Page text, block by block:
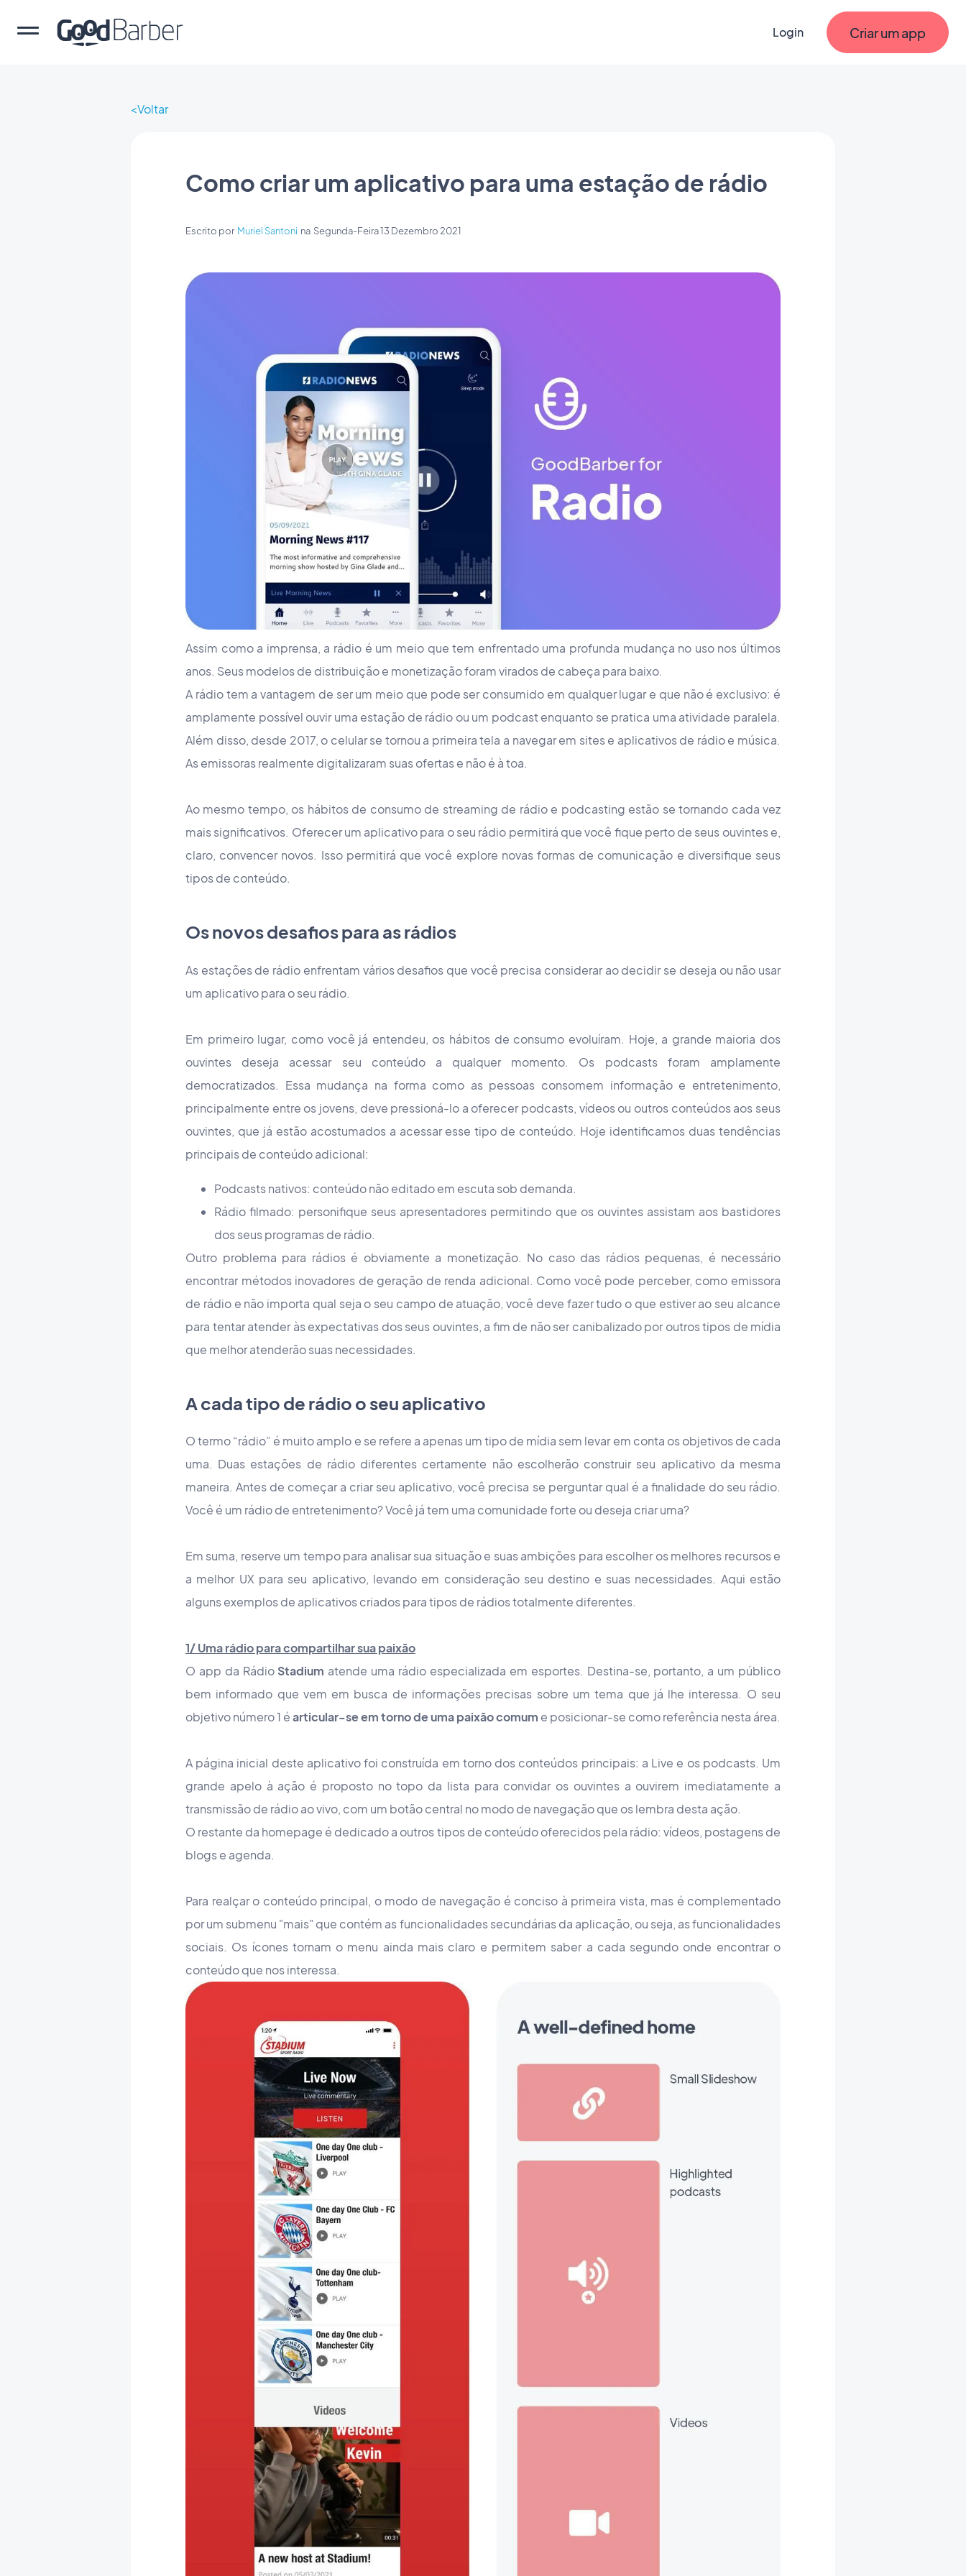
Login Criar um app
Voltar
Como criar um aplicativo para uma estação de rádio
Escrito por Muriel Santoni na Segunda-Feira 13 Dezembro 2021
Assim como a imprensa, a rádio é um meio que tem enfrentado uma profunda mudança no uso nos últimos
anos. Seus modelos de distribuição e monetização foram virados de cabeça para baixo.
A rádio tem a vantagem de ser um meio que pode ser consumido em qualquer lugar e que não é exclusivo: é
amplamente possível ouvir uma estação de rádio ou um podcast enquanto se pratica uma atividade paralela.
Além disso, desde 2017, o celular se tornou a primeira tela a navegar em sites e aplicativos de rádio e música.
As emissoras realmente digitalizaram suas ofertas e não é à toa.
Ao mesmo tempo, os hábitos de consumo de streaming de rádio e podcasting estão se tornando cada vez
mais significativos. Oferecer um aplicativo para o seu rádio permitirá que você fique perto de seus ouvintes e,
claro, convencer novos. Isso permitirá que você explore novas formas de comunicação e diversifique seus
tipos de conteúdo.
Os novos desafios para as rádios
As estações de rádio enfrentam vários desafios que você precisa considerar ao decidir se deseja ou não usar
um aplicativo para o seu rádio.
Em primeiro lugar, como você já entendeu, os hábitos de consumo evoluíram. Hoje, a grande maioria dos
ouvintes deseja acessar seu conteúdo a qualquer momento. Os podcasts foram amplamente
democratizados. Essa mudança na forma como as pessoas consomem informação e entretenimento,
principalmente entre os jovens, deve pressioná-lo a oferecer podcasts, vídeos ou outros conteúdos aos seus
ouvintes, que já estão acostumados a acessar esse tipo de conteúdo. Hoje identificamos duas tendências
principais de conteúdo adicional:
Podcasts nativos: conteúdo não editado em escuta sob demanda.
Rádio filmado: personifique seus apresentadores permitindo que os ouvintes assistam aos bastidores
dos seus programas de rádio.
Outro problema para rádios é obviamente a monetização. No caso das rádios pequenas, é necessário
encontrar métodos inovadores de geração de renda adicional. Como você pode perceber, como emissora
de rádio e não importa qual seja o seu campo de atuação, você deve fazer tudo o que estiver ao seu alcance
para tentar atender às expectativas dos seus ouvintes, a fim de não ser canibalizado por outros tipos de mídia
que melhor atenderão suas necessidades.
A cada tipo de rádio o seu aplicativo
O termo “rádio” é muito amplo e se refere a apenas um tipo de mídia sem levar em conta os objetivos de cada
uma. Duas estações de rádio diferentes certamente não escolherão construir seu aplicativo da mesma
maneira. Antes de começar a criar seu aplicativo, você precisa se perguntar qual é a finalidade do seu rádio.
Você é um rádio de entretenimento? Você já tem uma comunidade forte ou deseja criar uma?
Em suma, reserve um tempo para analisar sua situação e suas ambições para escolher os melhores recursos e
a melhor UX para seu aplicativo, levando em consideração seu destino e suas necessidades. Aqui estão
alguns exemplos de aplicativos criados para tipos de rádios totalmente diferentes.
1/ Uma rádio para compartilhar sua paixão
O app da Rádio Stadium atende uma rádio especializada em esportes. Destina-se, portanto, a um público
bem informado que vem em busca de informações precisas sobre um tema que já lhe interessa. O seu
objetivo número 1 éarticular-se em torno de uma paixão comum e posicionar-se como referência nesta área.
A página inicial deste aplicativo foi construída em torno dos conteúdos principais: a Live e os podcasts. Um
grande apelo à ação é proposto no topo da lista para convidar os ouvintes a ouvirem imediatamente a
transmissão de rádio ao vivo, com um botão central no modo de navegação que os lembra desta ação.
O restante da homepage é dedicado a outros tipos de conteúdo oferecidos pela rádio: vídeos, postagens de
blogs e agenda.
Para realçar o conteúdo principal, o modo de navegação é conciso à primeira vista, mas é complementado
por um submenu "mais" que contém as funcionalidades secundárias da aplicação, ou seja, as funcionalidades
sociais. Os ícones tornam o menu ainda mais claro e permitem saber a cada segundo onde encontrar o
conteúdo que nos interessa.